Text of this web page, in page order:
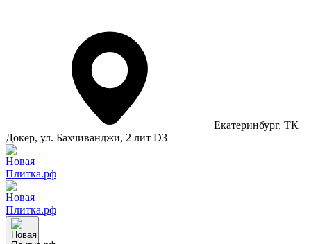
Екатеринбург, ТК
Докер, ул. Бахчиванджи, 2 лит D3